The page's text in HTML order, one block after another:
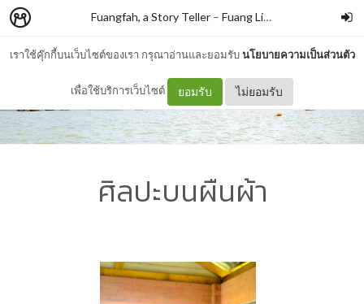
เราใช้คุ๊กกี้บนเว็บไซต์ของเรา กรุณาอ่านและยอมรับนโยบายความเป็นส่วนตัว
เพื่อใช้บริการเว็บไซต์ ยอมรับ ไม่ยอมรับ
Fuangfah, a Story Teller – Fuang Likkhasit
ศิลปะบนผืนผ้า